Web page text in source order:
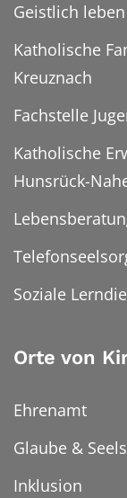
Geistlich leben
Katholische
Kreuznach
Fachstelle
Katholische
Hunsrück-
Soziale
Orte von
Ehrenamt
Glaube &
Inklusion